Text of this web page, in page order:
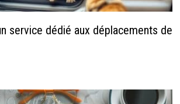
service dédié aux déplacements de